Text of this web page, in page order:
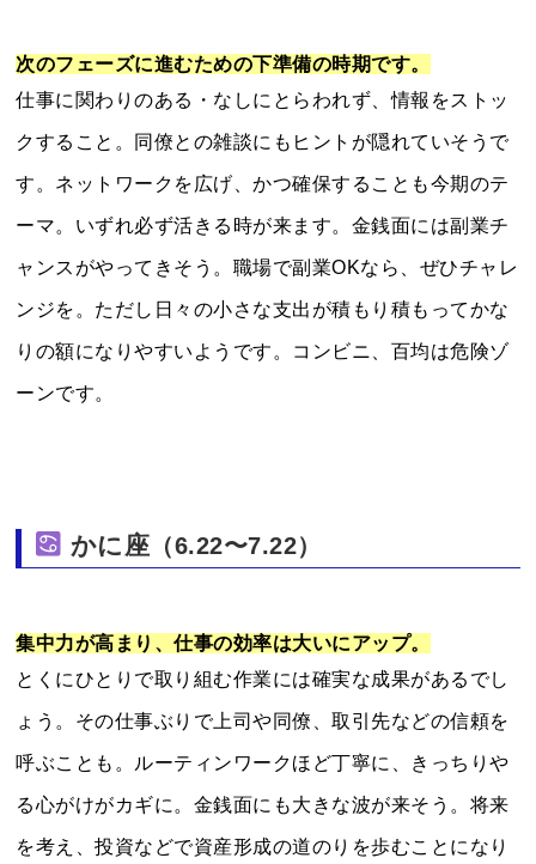
次のフェーズに進むための下準備の時期です。
仕事に関わりのある・なしにとらわれず、情報をストッ
クすること。同僚との雑談にもヒントが隠れていそうで
す。ネットワークを広げ、かつ確保することも今期のテ
ーマ。いずれ必ず活きる時が来ます。金銭面には副業チ
ャンスがやってきそう。職場で副業OKなら、ぜひチャレ
ンジを。ただし日々の小さな支出が積もり積もってかな
りの額になりやすいようです。コンビニ、百均は危険ゾ
ーンです。
かに座 （6.22〜7.22）
集中力が高まり、仕事の効率は大いにアップ。
とくにひとりで取り組む作業には確実な成果があるでし
ょう。その仕事ぶりで上司や同僚、取引先などの信頼を
呼ぶことも。ルーティンワークほど丁寧に、きっちりや
る心がけがカギに。金銭面にも大きな波が来そう。将来
を考え、投資などで資産形成の道のりを歩むことになり